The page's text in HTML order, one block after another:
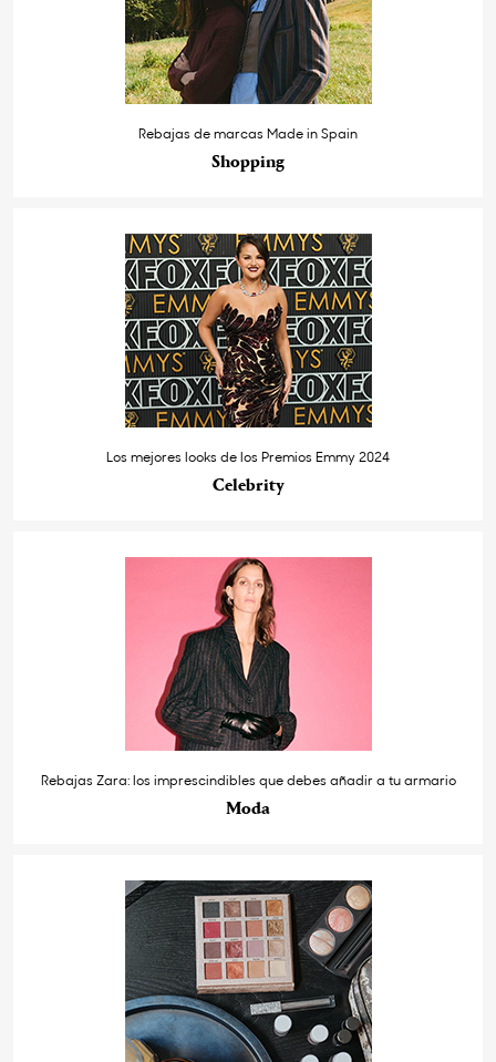
Rebajas de marcas Made in Spain
Shopping
Los mejores looks de los Premios Emmy 2024
Celebrity
Rebajas Zara: los imprescindibles que debes añadir a tu armario
Moda